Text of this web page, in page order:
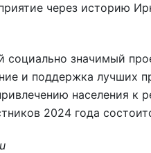
через историю
социально значимый
и поддержка лучших
населения к
2024 года